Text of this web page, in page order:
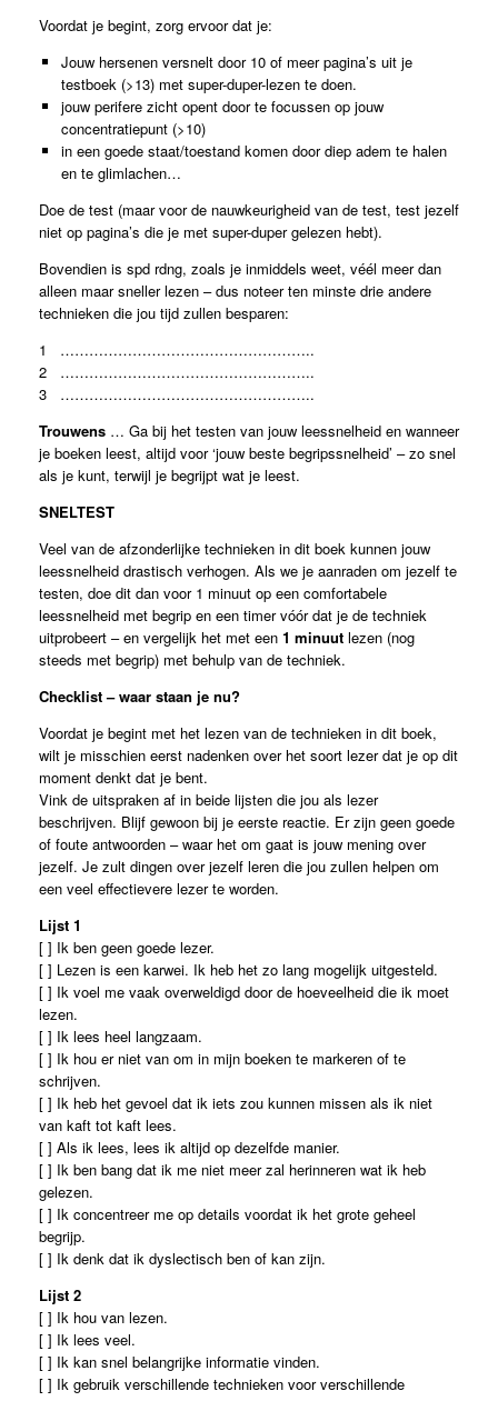
Voordat je begint, zorg ervoor dat je:
Jouw hersenen versnelt door 10 of meer pagina’s uit je
testboek (>13) met super-duper-lezen te doen.
jouw perifere zicht opent door te focussen op jouw
concentratiepunt (>10)
in een goede staat/toestand komen door diep adem te halen
en te glimlachen…
Doe de test (maar voor de nauwkeurigheid van de test, test jezelf
niet op pagina’s die je met super-duper gelezen hebt).
Bovendien is spd rdng, zoals je inmiddels weet, véél meer dan
alleen maar sneller lezen – dus noteer ten minste drie andere
technieken die jou tijd zullen besparen:
1 ……………………………………………..
2 ……………………………………………..
3 ……………………………………………..
Trouwens … Ga bij het testen van jouw leessnelheid en wanneer
je boeken leest, altijd voor ‘jouw beste begripssnelheid’ – zo snel
als je kunt, terwijl je begrijpt wat je leest.
SNELTEST
Veel van de afzonderlijke technieken in dit boek kunnen jouw
leessnelheid drastisch verhogen. Als we je aanraden om jezelf te
testen, doe dit dan voor 1 minuut op een comfortabele
leessnelheid met begrip en een timer vóór dat je de techniek
uitprobeert – en vergelijk het met een 1 minuut lezen (nog
steeds met begrip) met behulp van de techniek.
Checklist– waar staan je nu?
Voordat je begint met het lezen van de technieken in dit boek,
wilt je misschien eerst nadenken over het soort lezer dat je op dit
moment denkt dat je bent.
Vink de uitspraken af in beide lijsten die jou als lezer
beschrijven. Blijf gewoon bij je eerste reactie. Er zijn geen goede
of foute antwoorden – waar het om gaat is jouw mening over
jezelf. Je zult dingen over jezelf leren die jou zullen helpen om
een veel effectievere lezer te worden.
Lijst 1
[ ] Ik ben geen goede lezer.
[ ] Lezen is een karwei. Ik heb het zo lang mogelijk uitgesteld.
[ ] Ik voel me vaak overweldigd door de hoeveelheid die ik moet
lezen.
[ ] Ik lees heel langzaam.
[ ] Ik hou er niet van om in mijn boeken te markeren of te
schrijven.
[ ] Ik heb het gevoel dat ik iets zou kunnen missen als ik niet
van kaft tot kaft lees.
[ ] Als ik lees, lees ik altijd op dezelfde manier.
[ ] Ik ben bang dat ik me niet meer zal herinneren wat ik heb
gelezen.
[ ] Ik concentreer me op details voordat ik het grote geheel
begrijp.
[ ] Ik denk dat ik dyslectisch ben of kan zijn.
Lijst 2
[ ] Ik hou van lezen.
[ ] Ik lees veel.
[ ] Ik kan snel belangrijke informatie vinden.
[ ] Ik gebruik verschillende technieken voor verschillende